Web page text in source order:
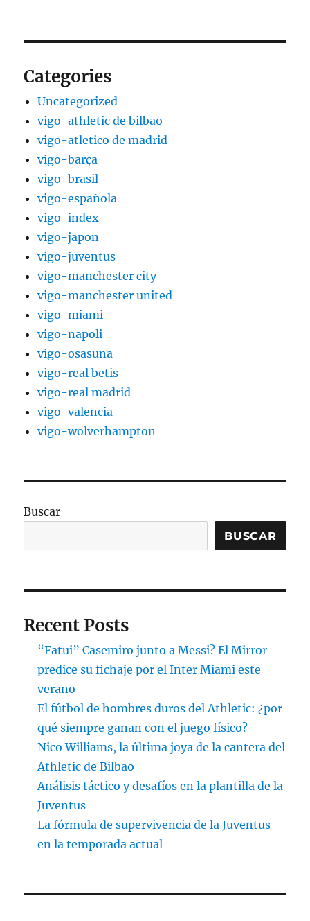
Categories
Uncategorized
vigo-athletic de bilbao
vigo-atletico de madrid
vigo-barça
vigo-brasil
vigo-española
vigo-index
vigo-japon
vigo-juventus
vigo-manchester city
vigo-manchester united
vigo-miami
vigo-napoli
vigo-osasuna
vigo-real betis
vigo-real madrid
vigo-valencia
vigo-wolverhampton
Buscar
BUSCAR
Recent Posts
“Fatui” Casemiro junto a Messi? El Mirror
predice su fichaje por el Inter Miami este
verano
El fútbol de hombres duros del Athletic: ¿por
qué siempre ganan con el juego físico?
Nico Williams, la última joya de la cantera del
Athletic de Bilbao
Análisis táctico y desafíos en la plantilla de la
Juventus
La fórmula de supervivencia de la Juventus
en la temporada actual